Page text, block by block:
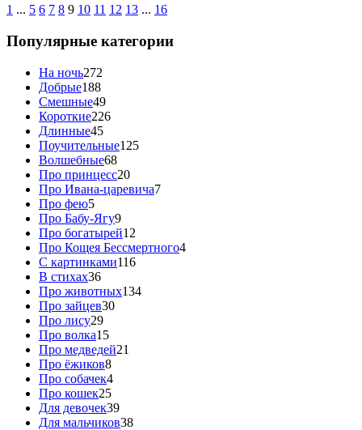
1 ... 5 6 7 8 9 10 11 12 13 ... 16
Популярные категории
На ночь272
Добрые188
Смешные49
Короткие226
Длинные45
Поучительные125
Волшебные68
Про принцесс20
Про Ивана-царевича7
Про фею5
Про Бабу-Ягу9
Про богатырей12
Про Кощея Бессмертного4
С картинками116
В стихах36
Про животных134
Про зайцев30
Про лису29
Про волка15
Про медведей21
Про ёжиков8
Про собачек4
Про кошек25
Для девочек39
Для мальчиков38